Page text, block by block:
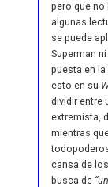
pero que
algunas
se puede
Superman
puesta en
esto en su
dividir entre
extremista,
mientras
cansa de
busca de